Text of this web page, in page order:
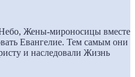
Жены-мироносицы вместе
Евангелие. Тем самым они
и наследовали Жизнь